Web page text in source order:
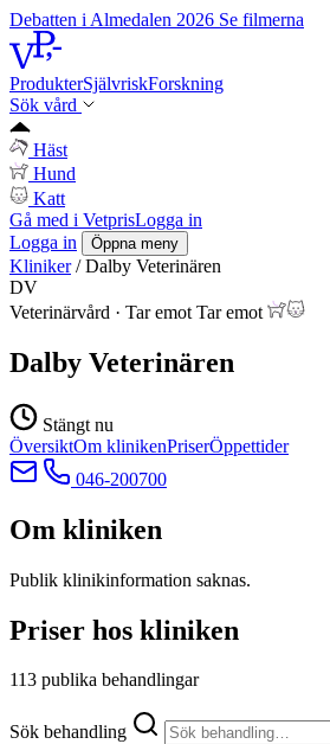
Debatten i Almedalen 2026 Se filmerna
ProdukterSjälvriskForskning
Sök vård
Häst
Hund
Katt
Gå med i VetprisLogga in
Logga in
Öppna meny
Kliniker / Dalby Veterinären
DV
Veterinärvård · Tar emot Tar emot
Dalby Veterinären
Stängt nu
ÖversiktOm klinikenPriserÖppettider
046-200700
Om kliniken
Publik klinikinformation saknas.
Priser hos kliniken
113 publika behandlingar
Sök behandling